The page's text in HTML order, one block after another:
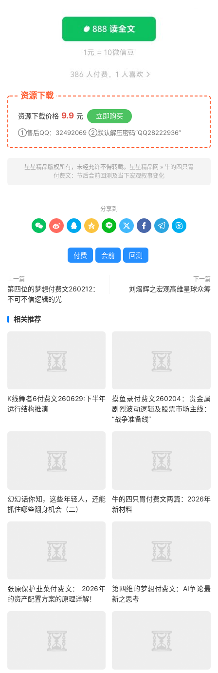
资源下载
资源下载价格 9.9 元 立即购买
①售后QQ：32492069 ②默认解压密码“QQ28222936”
星星精品版权所有，未经允许不得转载。 星星精品网 » 牛的四只胃
付费文：节后会前回测及当下宏观叙事变化
分享到
        
付费 会前 回测
上一篇
第四位的梦想付费文260212：
不可不信逻辑的光
下一篇
刘熠辉之宏观高维星球众筹
相关推荐
K线舞者6付费文260629:下半年
运行结构推演
摸鱼录付费文260204：贵金属
剧烈波动逻辑及股票市场主线：
“战争准备线”
幻幻话你知，这些年轻人，还能
抓住哪些翻身机会（二）
牛的四只胃付费文两篇：2026年
新材料
张原保护韭菜‮费付‬文： 2026年
的资产配置方案的原理详解！
第四维的梦想付费文：AI争论最
新之思考